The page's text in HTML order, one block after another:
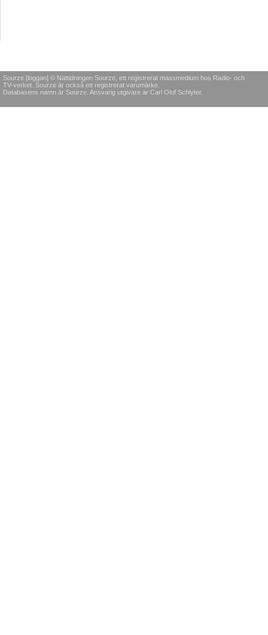
Sourze [loggan] © Nättidningen Sourze, ett registrerat massmedium hos Radio- och
TV-verket. Sourze är också ett registrerat varumärke.
Databasens namn är Sourze. Ansvarig utgivare är Carl Olof Schlyter.